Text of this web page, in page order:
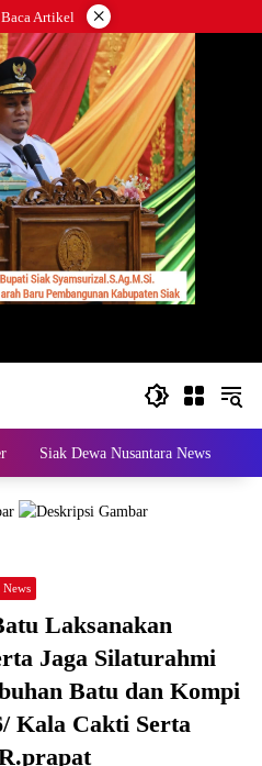
Artikel ×
Siak Dewa Nusantara News
News
Laksanakan
Jaga Silaturahmi
Batu dan Kompi
Kala Cakti Serta